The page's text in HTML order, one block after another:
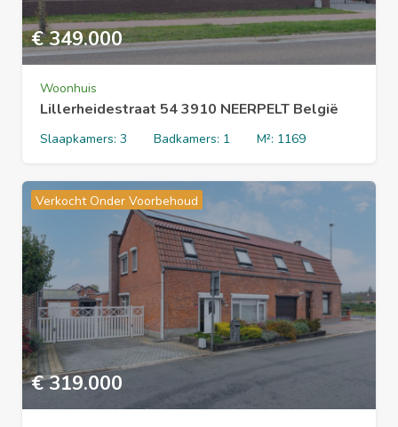
€ 349.000
Woonhuis
Lillerheidestraat 54 3910 NEERPELT België
Slaapkamers: 3 Badkamers: 1 M²: 1169
Verkocht Onder Voorbehoud
€ 319.000